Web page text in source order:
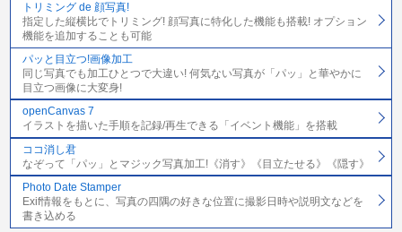
トリミング de 顔写真!
指定した縦横比でトリミング! 顔写真に特化した機能も搭載! オプション
機能を追加することも可能
パッと目立つ!画像加工
同じ写真でも加工ひとつで大違い! 何気ない写真が「パッ」と華やかに
目立つ画像に大変身!
openCanvas 7
イラストを描いた手順を記録/再生できる「イベント機能」を搭載
ココ消し君
なぞって「パッ」とマジック写真加工!《消す》《目立たせる》《隠す》
Photo Date Stamper
Exif情報をもとに、写真の四隅の好きな位置に撮影日時や説明文などを
書き込める